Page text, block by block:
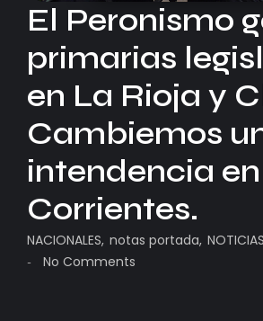
El Peronismo
primarias
en La Rioja y
Cambiemos
intendencia en
Corrientes.
NACIONALES, notas portada, NOTICIAS
- No Comments